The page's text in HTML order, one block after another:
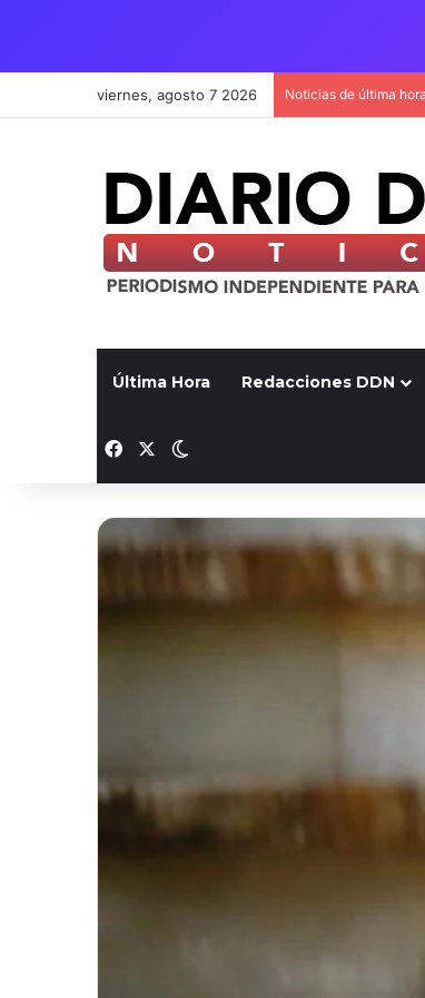
viernes, agosto 7 2026 Noticias de última hora
Última Hora Redacciones DDN
Facebook